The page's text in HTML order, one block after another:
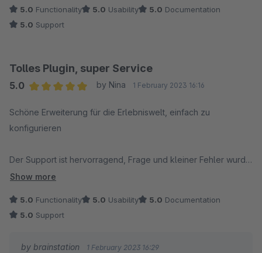
5.0 Functionality 5.0 Usability 5.0 Documentation
5.0 Support
Tolles Plugin, super Service
5.0
by Nina 1 February 2023 16:16
Schöne Erweiterung für die Erlebniswelt, einfach zu
konfigurieren
Der Support ist hervorragend, Frage und kleiner Fehler wurde
sehr schnell mit einem Plugin-Update korrigiert!
Show more
5.0 Functionality 5.0 Usability 5.0 Documentation
5.0 Support
by brainstation 1 February 2023 16:29